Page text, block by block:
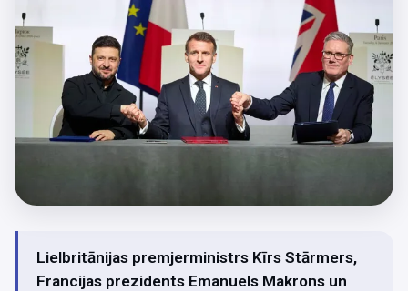
Lielbritānijas premjerministrs Kīrs Stārmers,
Francijas prezidents Emanuels Makrons un